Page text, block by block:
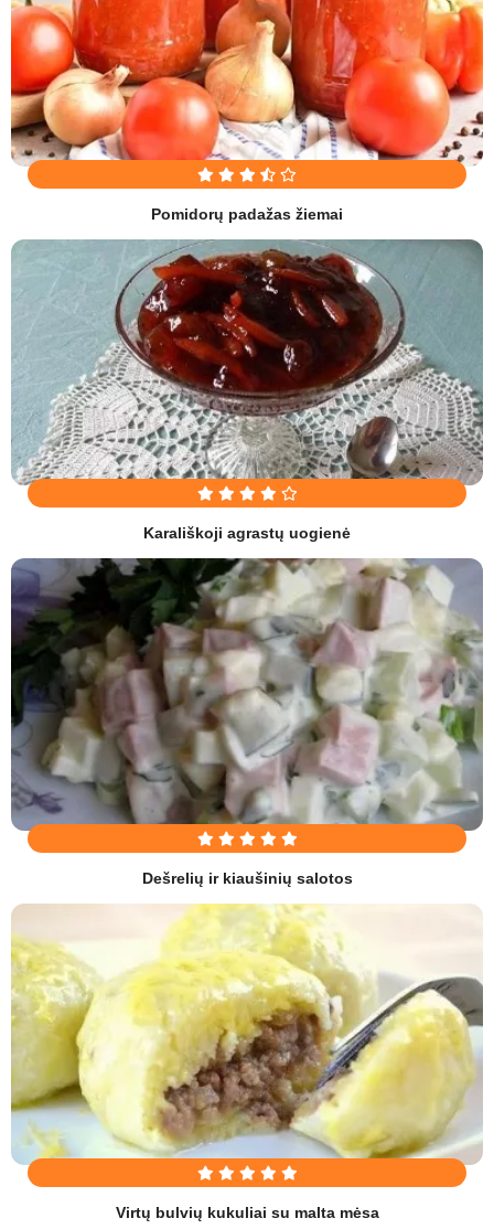
Pomidorų padažas žiemai
Karališkoji agrastų uogienė
Dešrelių ir kiaušinių salotos
Virtų bulvių kukuliai su malta mėsa